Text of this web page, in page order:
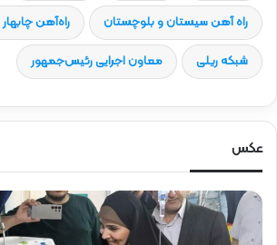
راه آهن سیستان و بلوچستان راه‌آهن
شبکه ریلی معاون اجرایی رئیس‌جمهور
عکس
ح
و